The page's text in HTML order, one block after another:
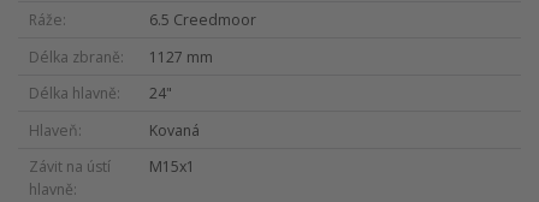
Ráže
6.5 Creedmoor
Délka zbraně
1127 mm
Délka hlavně
24"
Hlaveň
Kovaná
Závit na ústí
hlavně
M15x1